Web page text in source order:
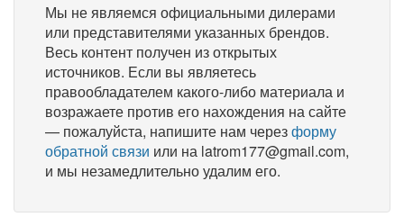
Мы не являемся официальными дилерами
или представителями указанных брендов.
Весь контент получен из открытых
источников. Если вы являетесь
правообладателем какого-либо материала и
возражаете против его нахождения на сайте
— пожалуйста, напишите нам черезформу
обратной связи или на latrom177@gmail.com,
и мы незамедлительно удалим его.